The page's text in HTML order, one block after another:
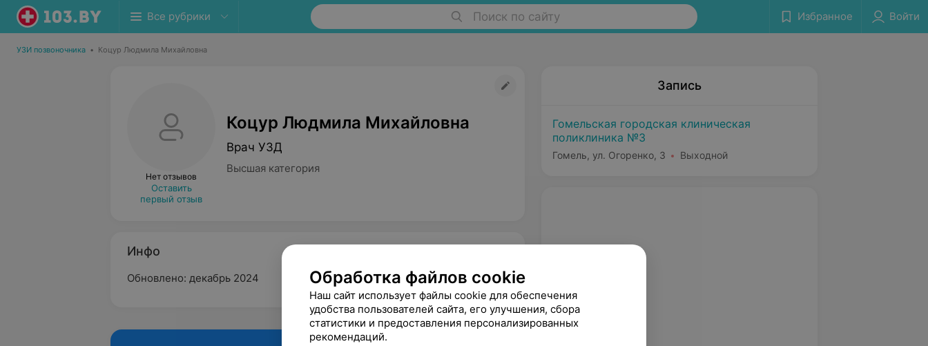
Все рубрики Поиск по сайту Избранное Войти
УЗИ позвоночника • Коцур Людмила Михайловна
Нет отзывов
Оставить
первый отзыв
Коцур Людмила Михайловна
Врач УЗД
Высшая категория
Инфо
Обновлено: декабрь 2024
Запись
Гомельская городская клиническая
поликлиника №3
Гомель, ул. Огоренко, 3 Выходной
Обработка файлов cookie
Наш сайт использует файлы cookie для обеспечения
удобства пользователей сайта, его улучшения, сбора
статистики и предоставления персонализированных
рекомендаций.